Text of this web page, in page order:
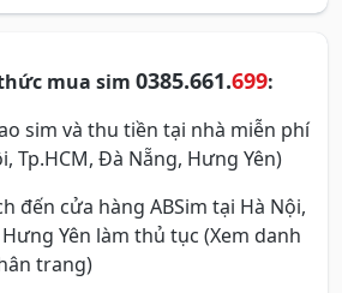
mua sim 0385.661.699:
sim và thu tiền tại nhà miễn phí
Tp.HCM, Đà Nẵng, Hưng Yên)
đến cửa hàng ABSim tại Hà Nội,
Yên làm thủ tục (Xem danh
trang)